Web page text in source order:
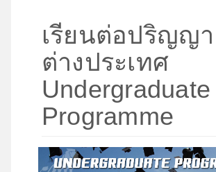
เรียนต่อปริญญ
ต่างประเทศ
Undergraduate
Programme